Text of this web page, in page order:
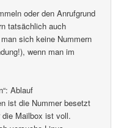
oder den Anrufgrund
tatsächlich auch
sich keine Nummern
wenn man im
Ablauf
ist die Nummer besetzt
die Mailbox ist voll.